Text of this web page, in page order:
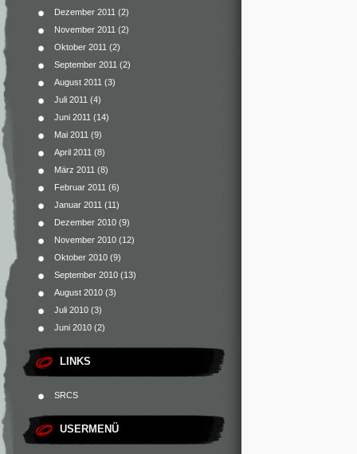
Dezember 2011 (2)
November 2011 (2)
Oktober 2011 (2)
September 2011 (2)
August 2011 (3)
Juli 2011 (4)
Juni 2011 (14)
Mai 2011 (9)
April 2011 (8)
März 2011 (8)
Februar 2011 (6)
Januar 2011 (11)
Dezember 2010 (9)
November 2010 (12)
Oktober 2010 (9)
September 2010 (13)
August 2010 (3)
Juli 2010 (3)
Juni 2010 (2)
LINKS
SRCS
USERMENÜ